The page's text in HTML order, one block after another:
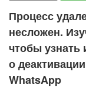
Процесс
несложен.
чтобы
о
WhatsApp